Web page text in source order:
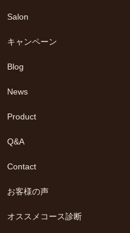
Salon
キャンペーン
Blog
News
Product
Q&A
Contact
お客様の声
オススメコース診断